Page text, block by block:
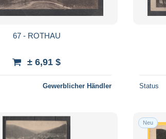
67 - ROTHAU
± 6,91 $
Gewerblicher Händler Status
Neu